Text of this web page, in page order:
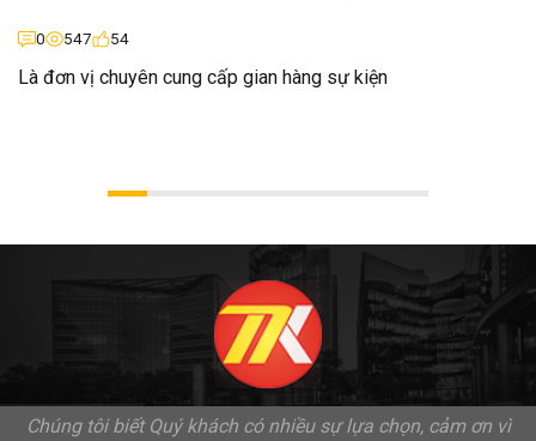
0 547 54
Là đơn vị chuyên cung cấp gian hàng sự kiện
Chúng tôi biết Quý khách có nhiều sự lựa chọn, cảm ơn vì